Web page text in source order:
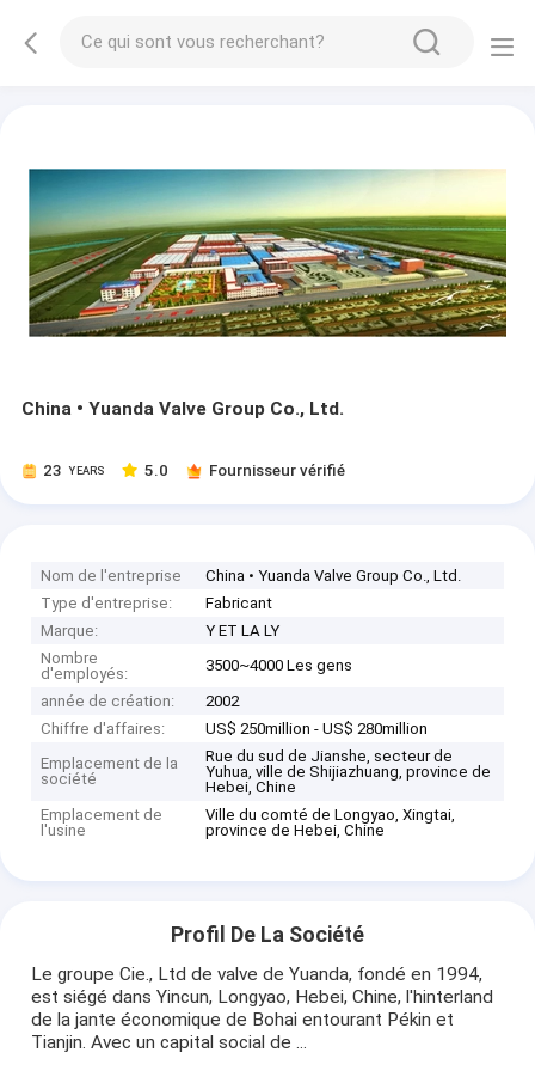
China • Yuanda Valve Group Co., Ltd.
23 YEARS 5.0 Fournisseur vérifié
Nom de l'entreprise
China • Yuanda Valve Group Co., Ltd.
Type d'entreprise:
Fabricant
Marque:
Y ET LA LY
Nombre
d'employés:
3500~4000 Les gens
année de création:
2002
Chiffre d'affaires:
US$ 250million - US$ 280million
Emplacement de la
société
Rue du sud de Jianshe, secteur de
Yuhua, ville de Shijiazhuang, province de
Hebei, Chine
Emplacement de
l'usine
Ville du comté de Longyao, Xingtai,
province de Hebei, Chine
Profil De La Société
Le groupe Cie., Ltd de valve de Yuanda, fondé en 1994,
est siégé dans Yincun, Longyao, Hebei, Chine, l'hinterland
de la jante économique de Bohai entourant Pékin et
Tianjin. Avec un capital social de ...